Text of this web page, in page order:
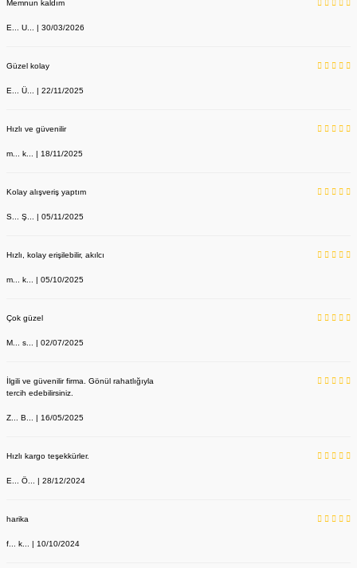
YENİ ÜRÜN
Labor Medikal Tekstil
Memnun kaldım
E... U... | 30/03/2026
Güzel kolay
E... Ü... | 22/11/2025
Hızlı ve güvenilir
m... k... | 18/11/2025
Kolay alışveriş yaptım
S... Ş... | 05/11/2025
Hızlı, kolay erişilebilir, akılcı
m... k... | 05/10/2025
Çok güzel
M... s... | 02/07/2025
İlgili ve güvenilir firma. Gönül rahatlığıyla
tercih edebilirsiniz.
Z... B... | 16/05/2025
Hızlı kargo teşekkürler.
E... Ö... | 28/12/2024
harika
f... k... | 10/10/2024